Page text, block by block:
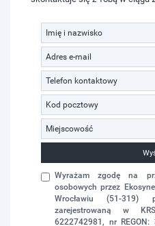
Wyrażam zgodę na
osobowych przez
Wrocławiu (51-
zarejestrowaną w
6222742981, nr